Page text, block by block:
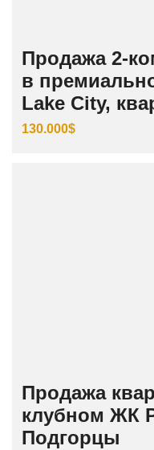
Продажа 2-
в
Lake City,
130.000$
Продажа
клубном ЖК
Подгорцы